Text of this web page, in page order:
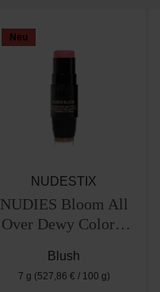
Neu
NUDESTIX
NUDIES Bloom All
Over Dewy Color –
Blush
7 g (527,86 € / 100 g)